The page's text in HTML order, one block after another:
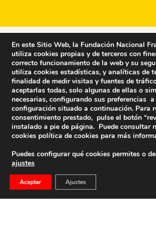
Fundación Nacional
En este Sitio Web, la Fundación Nacional
utiliza cookies propias y de terceros con
correcto funcionamiento de la web y su
utiliza cookies estadísticas, y analíticas de
finalidad de medir visitas y fuentes de
aceptarlas todas, solo algunas de ellas o
necesarias, configurando sus preferencias
configuración situado a continuación. Para
consentimiento prestado, pulse el botón
instalado a pie de página. Puede consultar
cookies política de cookies para más
Puedes configurar qué cookies permites o
ajustes
Aceptar Ajustes